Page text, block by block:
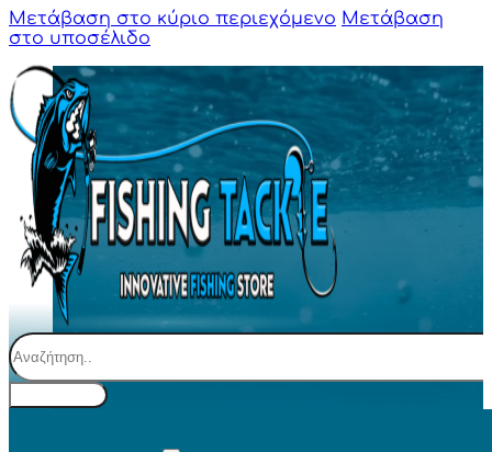
Μετάβαση στο κύριο περιεχόμενο Μετάβαση
στο υποσέλιδο
Αναζήτηση